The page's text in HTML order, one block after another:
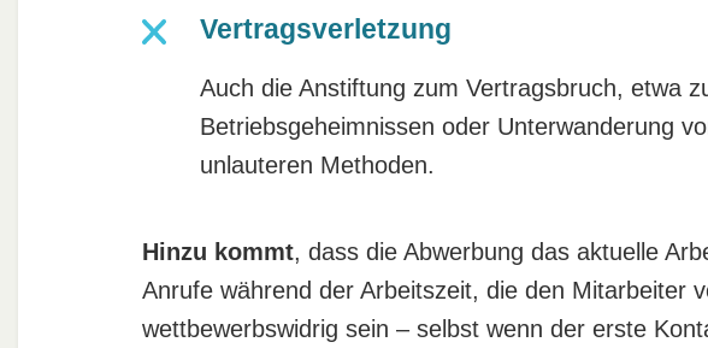
Vertragsverletzung
Auch die Anstiftung zum Vertragsbruch, etwa
Betriebsgeheimnissen oder Unterwanderung
unlauteren Methoden.
Hinzu kommt, dass die Abwerbung das aktuelle
Anrufe während der Arbeitszeit, die den Mitarbeiter
wettbewerbswidrig sein – selbst wenn der erste